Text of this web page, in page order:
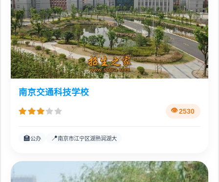
南京交通科技学校
2530
🏫公办 📍南京市江宁区湖熟润湖大